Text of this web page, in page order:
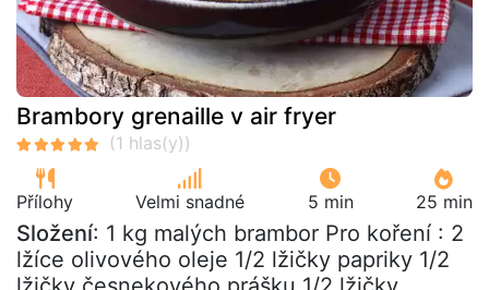
Brambory grenaille v air fryer
Přílohy Velmi snadné 5 min 25 min
Složení: 1 kg malých brambor Pro koření : 2
lžíce olivového oleje 1/2 lžičky papriky 1/2